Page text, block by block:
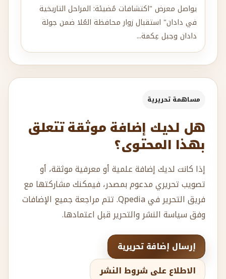
يواصل معرض "اكتشافات مُضيئة: المراحل التاريخية
في دادان" استقبال زوار محافظة العُلا ضمن جولة
دادان وجبل عِكمة...
مساهمة تحريرية
هل لديك إضافة موثقة تتعلق
بهذا المحتوى؟
إذا كانت لديك إضافة علمية أو معرفية موثقة، أو
تصويب تحريري مدعوم بمصدر، فيمكنك مشاركتها مع
فريق التحرير في Qpedia. تتم مراجعة جميع الإضافات
وفق سياسة النشر والتحرير قبل اعتمادها.
إرسال إضافة تحريرية
الاطلاع على شروط النشر